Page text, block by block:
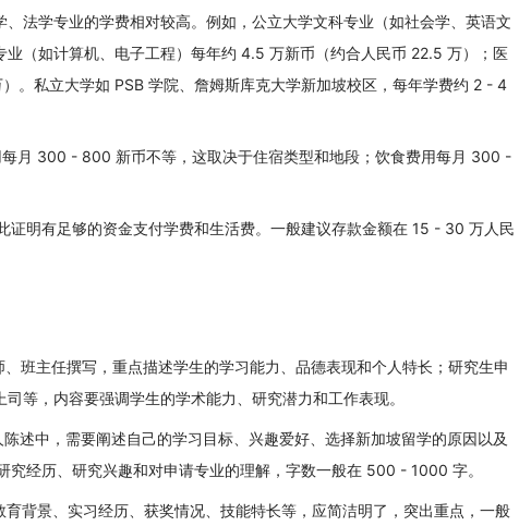
法学专业的学费相对较高。例如，公立大学文科专业（如社会学、英语文
（如计算机、电子工程）每年约 4.5 万新币（约合人民币 22.5 万）；医
。私立大学如 PSB 学院、詹姆斯库克大学新加坡校区，每年学费约 2 - 4
月 300 - 800 新币不等，这取决于住宿类型和地段；饮食费用每月 300 -
证明有足够的资金支付学费和生活费。一般建议存款金额在 15 - 30 万人民
班主任撰写，重点描述学生的学习能力、品德表现和个人特长；研究生申
等，内容要强调学生的学术能力、研究潜力和工作表现。
陈述中，需要阐述自己的学习目标、兴趣爱好、选择新加坡留学的原因以及
经历、研究兴趣和对申请专业的理解，字数一般在 500 - 1000 字。
育背景、实习经历、获奖情况、技能特长等，应简洁明了，突出重点，一般